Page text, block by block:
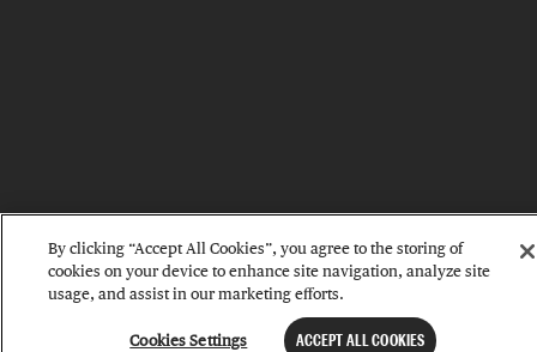
By clicking “Accept All Cookies”, you agree to the storing of
cookies on your device to enhance site navigation, analyze site
usage, and assist in our marketing efforts.
Cookies Settings ACCEPT ALL COOKIES